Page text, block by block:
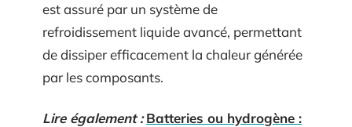
est assuré par un système de
refroidissement liquide avancé, permettant
de dissiper efficacement la chaleur générée
par les composants.
Lire également : Batteries ou hydrogène :